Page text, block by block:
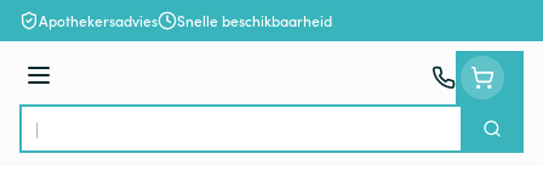
Ga naar de inhoud
Apothekersadvies Snelle beschikbaarheid
Menu
Product, merk, categorie...
Zoek